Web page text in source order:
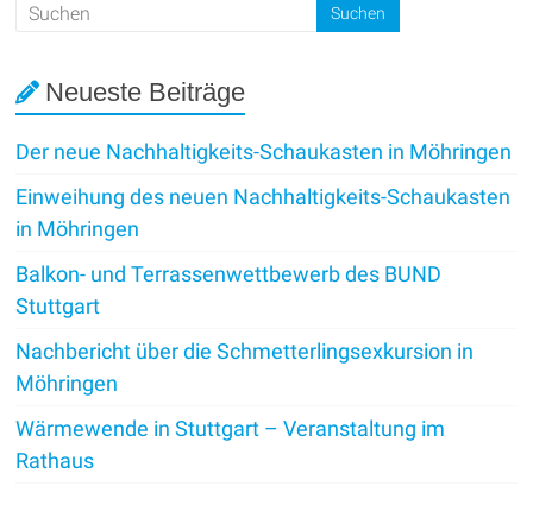
Neueste Beiträge
Der neue Nachhaltigkeits-Schaukasten in Möhringen
Einweihung des neuen Nachhaltigkeits-Schaukasten
in Möhringen
Balkon- und Terrassenwettbewerb des BUND
Stuttgart
Nachbericht über die Schmetterlingsexkursion in
Möhringen
Wärmewende in Stuttgart – Veranstaltung im
Rathaus